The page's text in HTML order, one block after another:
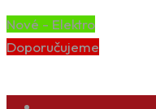
Nové - Elektro
Doporučujeme